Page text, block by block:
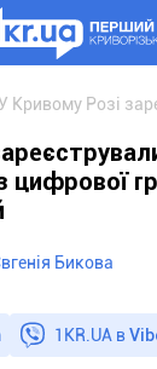
Бикова
1KR.UA в